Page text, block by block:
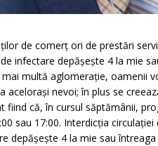
de comerț ori de prestări
infectare depășește 4 la mie
multă aglomerație, oamenii
acelorași nevoi; în plus se
fiind că, în cursul săptămânii,
sau 17:00. Interdicția
depășește 4 la mie sau